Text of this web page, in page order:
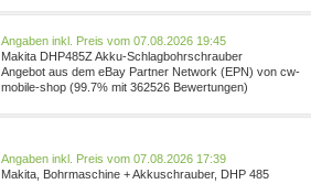
Preis vom 07.08.2026 19:45
Makita DHP485Z Akku-Schlagbohrschrauber
Bohrmaschine Bohrschrauber
Angebot aus dem eBay Partner Network (EPN) von cw-
mobile-shop (99.7% mit 362526 Bewertungen)
Preis vom 07.08.2026 17:39
Makita, Bohrmaschine + Akkuschrauber, DHP 485